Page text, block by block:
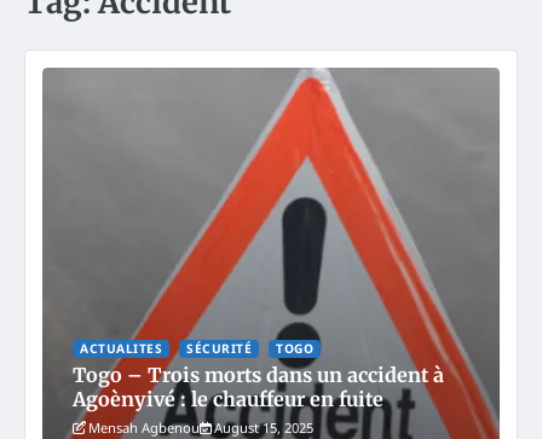
ACTUALITES SÉCURITÉ TOGO
Togo – Trois morts dans un accident à
Agoènyivé : le chauffeur en fuite
Mensah Agbenou August 15, 2025